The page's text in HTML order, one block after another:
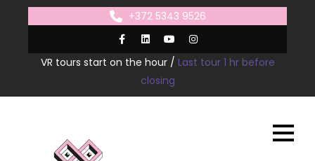
+372 5343 9526
VR tours start on the hour / Last tour 1 hr before
closing